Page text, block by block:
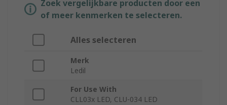
Zoek vergelijkbare producten door een
of meer kenmerken te selecteren.
Alles selecteren
Merk
Ledil
For Use With
CLL03x LED, CLU-034 LED